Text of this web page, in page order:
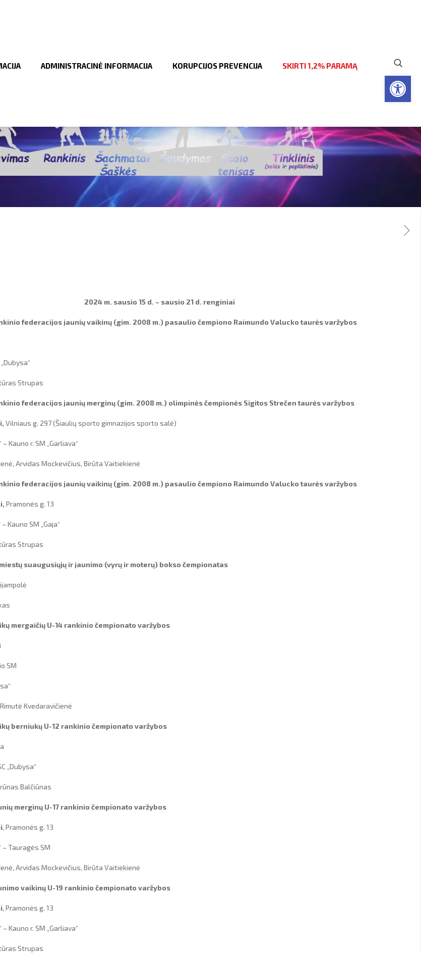
Open
ADMINISTRACINĖ INFORMACIJA KORUPCIJOS PREVENCIJA SKIRTI 1,2% PARAMĄ
2024 m. sausio 15 d. – sausio 21 d. renginiai
federacijos jaunių vaikinų (gim. 2008 m.) pasaulio čempiono Raimundo Valucko taurės varžybos
Strupas
federacijos jaunių merginų (gim. 2008 m.) olimpinės čempionės Sigitos Strečen taurės varžybos
Vilniaus g. 297 (Šiaulių sporto gimnazijos sporto salė)
Kauno r. SM „Garliava“
Arvidas Mockevičius, Birūta Vaitiekienė
federacijos jaunių vaikinų (gim. 2008 m.) pasaulio čempiono Raimundo Valucko taurės varžybos
Pramonės g. 13
Kauno SM „Gaja“
Strupas
suaugusiųjų ir jaunimo (vyrų ir moterų) bokso čempionatas
mergaičių U-14 rankinio čempionato varžybos
SM
Kvedaravičienė
berniukų U-12 rankinio čempionato varžybos
„Dubysa“
Balčiūnas
merginų U-17 rankinio čempionato varžybos
, Pramonės g. 13
– Tauragės SM
Arvidas Mockevičius, Birūta Vaitiekienė
vaikinų U-19 rankinio čempionato varžybos
, Pramonės g. 13
Kauno r. SM „Garliava“
Strupas